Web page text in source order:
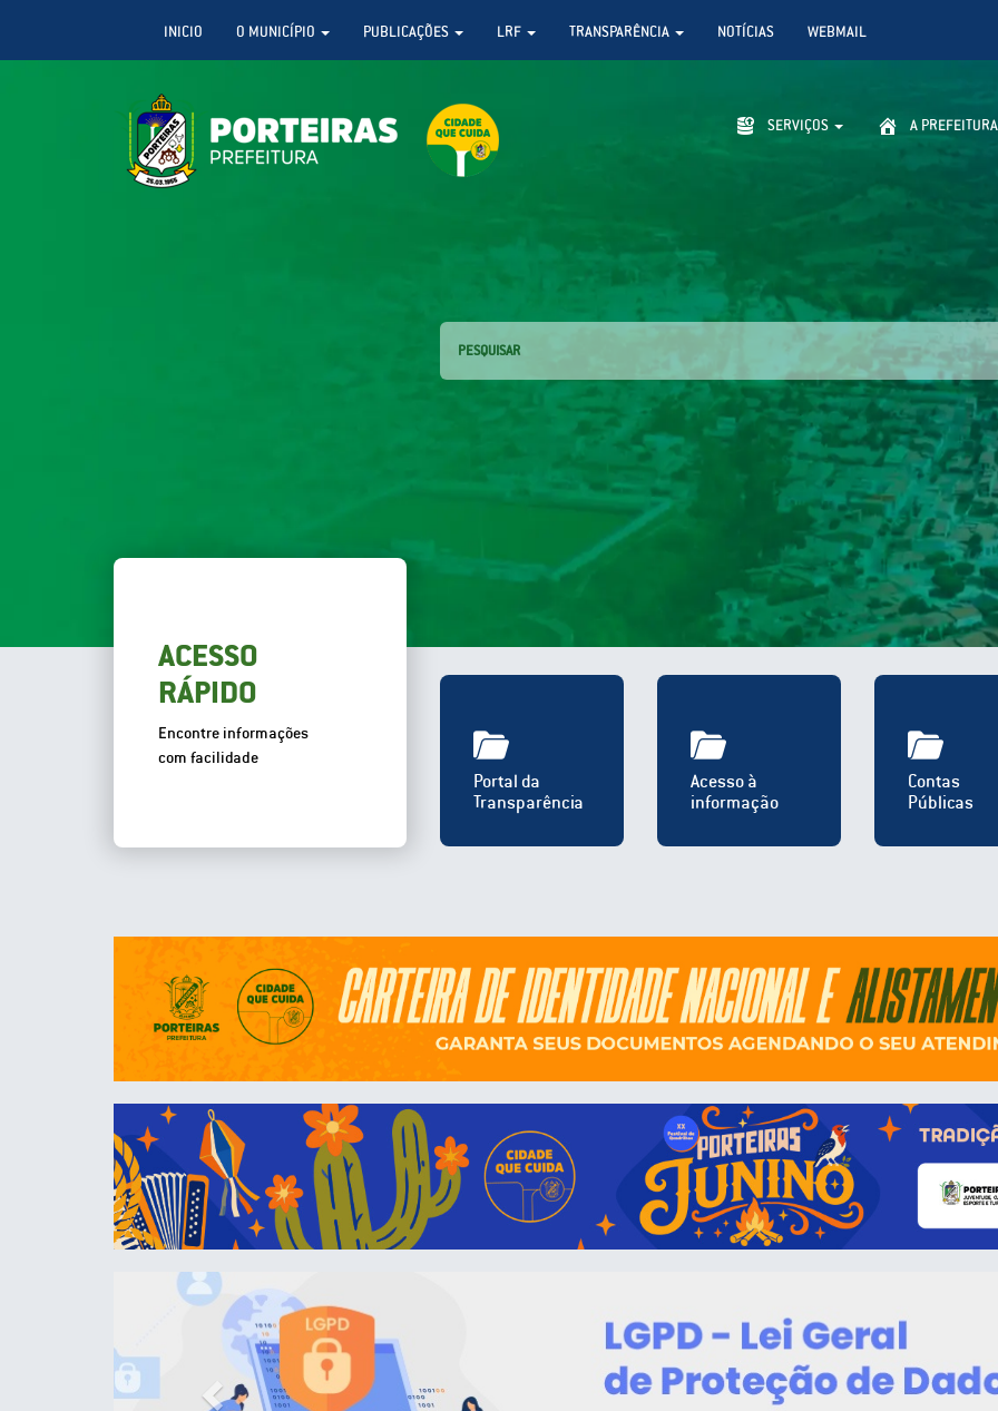
INICIO O MUNICÍPIO PUBLICAÇÕES LRF TRANSPARÊNCIA NOTÍCIAS WEBMAIL
SERVIÇOS A PREFEITURA
ACESSO
RÁPIDO
Encontre informações
com facilidade
Portal da
Transparência
Acesso à
informação
Contas
Públicas
Previous